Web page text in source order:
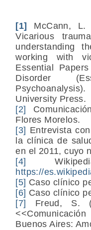
[1] McCann, L.
Vicarious
understanding
working with
Essential
Disorder
University Press.
[2]
Flores Morelos.
[3] Entrevista
la clínica de
en el 2011, cuyo
[4]
https://
[5] Caso clínico
[6] Caso clínico
[7] Freud, S.
Buenos Aires: